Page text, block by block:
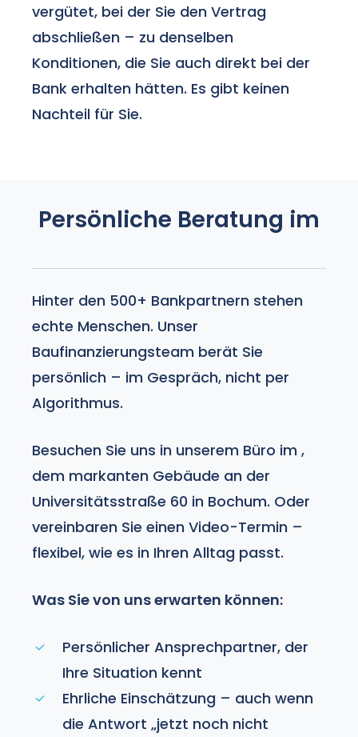
vergütet, bei der Sie den Vertrag
abschließen – zu denselben
Konditionen, die Sie auch direkt bei der
Bank erhalten hätten. Es gibt keinen
Nachteil für Sie.
Persönliche Beratung im
Hinter den 500+ Bankpartnern stehen
echte Menschen. Unser
Baufinanzierungsteam berät Sie
persönlich – im Gespräch, nicht per
Algorithmus.
Besuchen Sie uns in unserem Büro im,
dem markanten Gebäude an der
Universitätsstraße 60 in Bochum. Oder
vereinbaren Sie einen Video-Termin –
flexibel, wie es in Ihren Alltag passt.
Was Sie von uns erwarten können:
Persönlicher Ansprechpartner, der
Ihre Situation kennt
Ehrliche Einschätzung – auch wenn
die Antwort „jetzt noch nicht